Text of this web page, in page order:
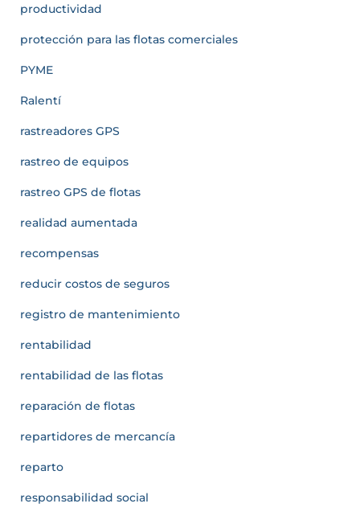
productividad
protección para las flotas comerciales
PYME
Ralentí
rastreadores GPS
rastreo de equipos
rastreo GPS de flotas
realidad aumentada
recompensas
reducir costos de seguros
registro de mantenimiento
rentabilidad
rentabilidad de las flotas
reparación de flotas
repartidores de mercancía
reparto
responsabilidad social